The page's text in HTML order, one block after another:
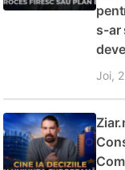
s-ar
Joi,